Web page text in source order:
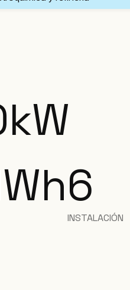
kW
6
INSTALACIÓN